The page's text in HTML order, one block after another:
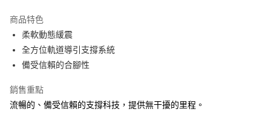
運送方式
全家取貨付款
每筆NT$60，滿NT$1,000(含以上)免運費
每筆NT$60，滿NT$1,000(含以上)免運費
商品特色
柔軟動態緩震
全方位軌道導引支撐系統
備受信賴的合腳性
銷售重點
流暢的、備受信賴的支撐科技，提供無干擾的里程。